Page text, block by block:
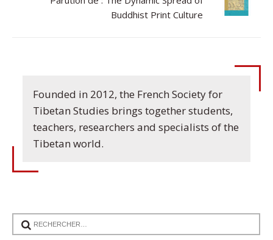
Buddhist Print Culture
Founded in 2012, the French Society for
Tibetan Studies brings together students,
teachers, researchers and specialists of the
Tibetan world.